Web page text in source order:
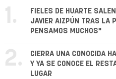
1.
FIELES DE HUARTE
JAVIER AIZPÚN TRAS LA
PENSAMOS MUCHOS"
2.
CIERRA UNA CONOCIDA
Y YA SE CONOCE EL
LUGAR